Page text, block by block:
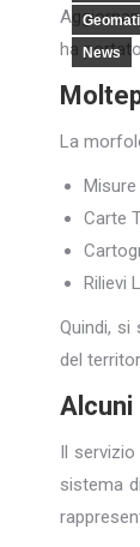
News
ha
La
Misure
Carte
Rilievi
Quindi, si
del
Alcuni
Il
sistema